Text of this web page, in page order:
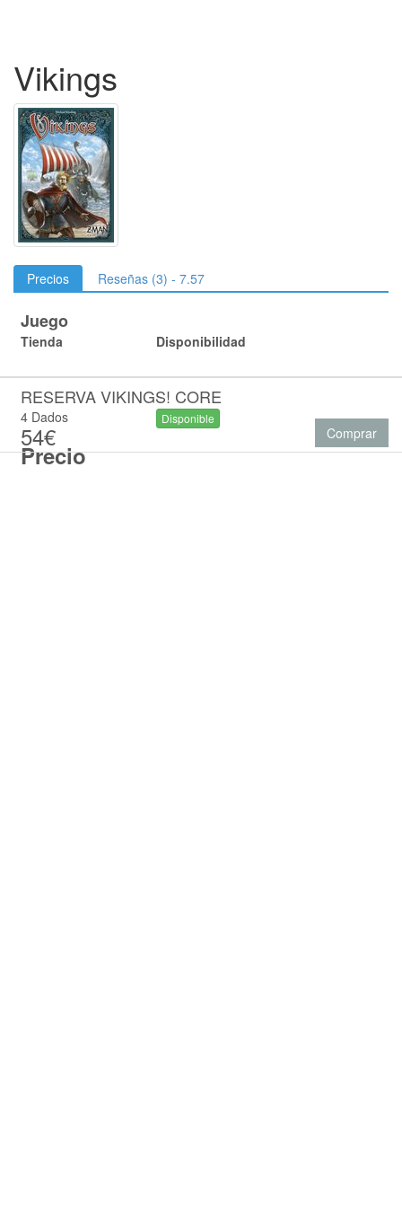
Vikings
Precios Reseñas (3) - 7.57
Juego
Tienda
Precio
Disponibilidad
RESERVA VIKINGS! CORE
4 Dados
54€
Disponible
Comprar